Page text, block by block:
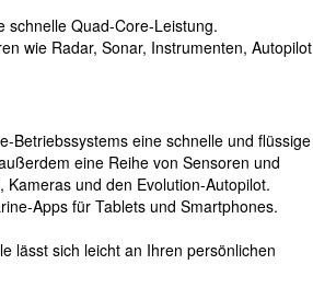
schnelle Quad-Core-Leistung.
wie Radar, Sonar, Instrumenten, Autopilot
Betriebssystems eine schnelle und flüssige
eine Reihe von Sensoren und
und den Evolution-Autopilot.
Apps für Tablets und Smartphones.
lässt sich leicht an Ihren persönlichen